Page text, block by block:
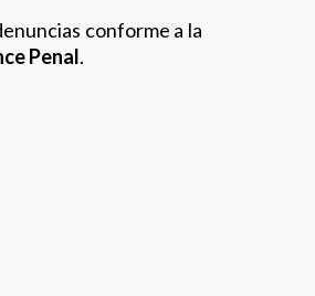
conforme a la
Penal.